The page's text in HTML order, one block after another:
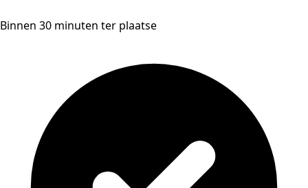
Binnen 30 minuten ter plaatse